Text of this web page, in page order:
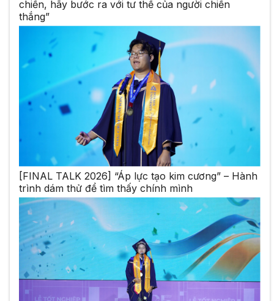
chiến, hãy bước ra với tư thế của người chiến
thắng”
[FINAL TALK 2026] “Áp lực tạo kim cương” – Hành
trình dám thử để tìm thấy chính mình